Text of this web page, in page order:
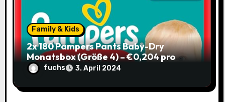
Family & Kids
2x 180 Pampers Pants Baby-Dry
Monatsbox (Größe 4) – €0,204 pro
Pants (Sparabo) – Spare €38,39
fuchs 3. April 2024